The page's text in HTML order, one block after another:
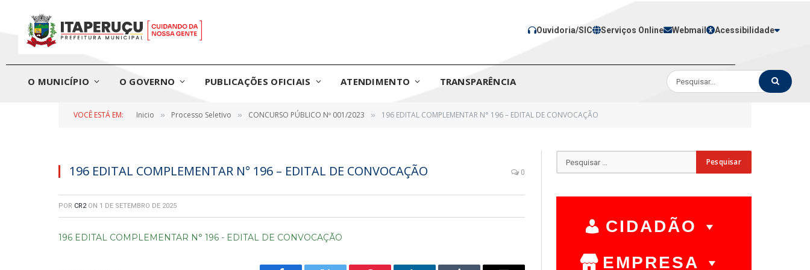
Ouvidoria/SIC Serviços Online Webmail Acessibilidade
O MUNICÍPIO O GOVERNO PUBLICAÇÕES OFICIAIS ATENDIMENTO TRANSPARÊNCIA
VOCÊ ESTÁ EM: Inicio » Processo Seletivo » CONCURSO PÚBLICO Nº 001/2023 » 196 EDITAL COMPLEMENTAR N° 196 – EDITAL DE CONVOCAÇÃO
196 EDITAL COMPLEMENTAR N° 196 – EDITAL DE CONVOCAÇÃO 0
POR CR2 ON 1 DE SETEMBRO DE 2025
196 EDITAL COMPLEMENTAR N° 196 - EDITAL DE CONVOCAÇÃO
CIDADÃO
EMPRESA